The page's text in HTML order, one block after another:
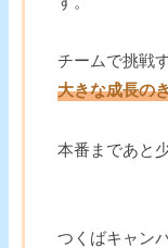
チームで挑戦
大きな成長の
本番まであと
つくばキャン